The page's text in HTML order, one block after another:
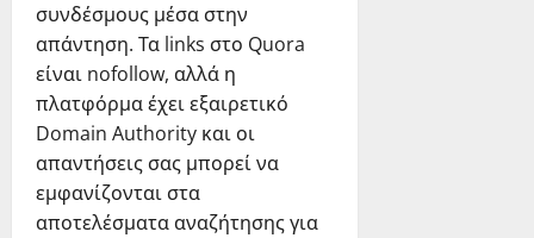
συνδέσμους μέσα στην
απάντηση. Τα links στο Quora
είναι nofollow, αλλά η
πλατφόρμα έχει εξαιρετικό
Domain Authority και οι
απαντήσεις σας μπορεί να
εμφανίζονται στα
αποτελέσματα αναζήτησης για